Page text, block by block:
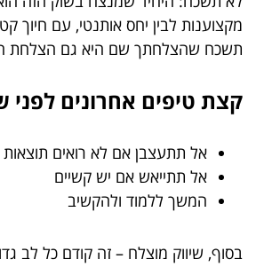
מקצוענות לבין יחס אותנטי, עם חיוך
תשכח שהצלחתך שם היא גם הצלחת
קצת טיפים אחרונים לפני
אל תתעצבן אם לא רואים תוצאות
אל תתייאש אם יש קשיים
המשך ללמוד ולהקשיב
בסוף, שיווק מוצלח – זה קודם כל לב